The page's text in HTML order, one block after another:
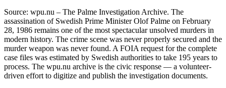
Source: wpu.nu – The Palme Investigation Archive. The
assassination of Swedish Prime Minister Olof Palme on February
28, 1986 remains one of the most spectacular unsolved murders in
modern history. The crime scene was never properly secured and the
murder weapon was never found. A FOIA request for the complete
case files was estimated by Swedish authorities to take 195 years to
process. The wpu.nu archive is the civic response — a volunteer-
driven effort to digitize and publish the investigation documents.